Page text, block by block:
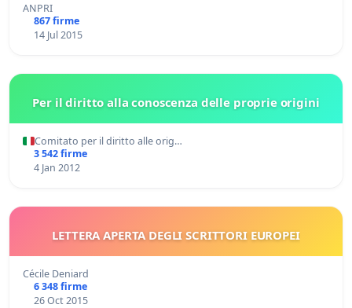
ANPRI
867 firme
14 Jul 2015
Per il diritto alla conoscenza delle proprie origini
Comitato per il diritto alle orig…
3 542 firme
4 Jan 2012
LETTERA APERTA DEGLI SCRITTORI EUROPEI
Cécile Deniard
6 348 firme
26 Oct 2015